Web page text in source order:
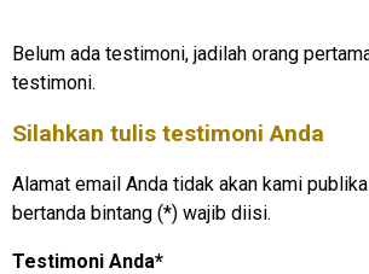
Belum ada testimoni, jadilah orang
testimoni.
Silahkan tulis testimoni Anda
Alamat email Anda tidak akan kami
bertanda bintang (*) wajib diisi.
Testimoni Anda*